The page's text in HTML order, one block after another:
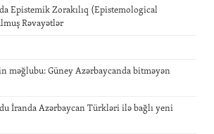
Epistemik Zorakılıq (Epistemological
Rəvayətlər
məğlubu: Güney Azərbaycanda bitməyən
İranda Azərbaycan Türkləri ilə bağlı yeni